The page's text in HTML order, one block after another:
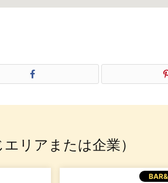
リアまたは企業）